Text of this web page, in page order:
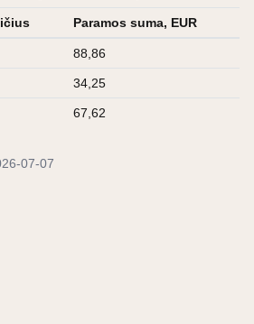
Paramos suma, EUR
88,86
34,25
67,62
07-07